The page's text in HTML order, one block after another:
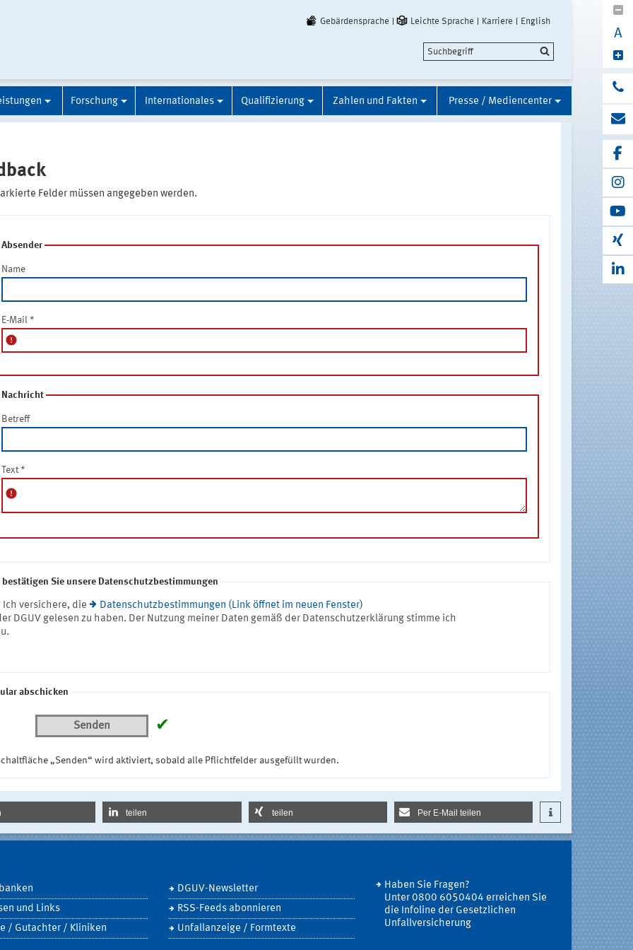
Gebärdensprache Leichte Sprache Karriere English
A
Forschung Internationales Qualifizierung Zahlen und Fakten Presse / Mediencenter
Felder müssen angegeben werden.
Absender
Name
E-Mail *
error
Nachricht
Betreff
Text *
error
Sie unsere Datenschutzbestimmungen
Ich versichere, die
Datenschutzbestimmungen (Link öffnet im neuen Fenster)
DGUV gelesen zu haben. Der Nutzung meiner Daten gemäß der Datenschutzerklärung stimme ich
abschicken
Senden ✔
„Senden“ wird aktiviert, sobald alle Pflichtfelder ausgefüllt wurden.
teilen teilen Per E-Mail teilen
und Links
/ Gutachter / Kliniken
DGUV-Newsletter
RSS-Feeds abonnieren
Unfallanzeige / Formtexte
Haben Sie Fragen?
Unter 0800 6050404 erreichen Sie
die Infoline der Gesetzlichen
Unfallversicherung